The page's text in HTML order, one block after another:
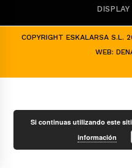
COPYRIGHT ESKALARSA S.L.
WEB:
Si continuas utilizando este
información